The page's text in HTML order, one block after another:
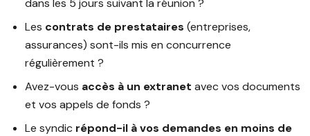
dans les 5 jours suivant la réunion ?
Les contrats de prestataires (entreprises,
assurances) sont-ils mis en concurrence
régulièrement ?
Avez-vous accès à un extranet avec vos documents
et vos appels de fonds ?
Le syndic répond-il à vos demandes en moins de